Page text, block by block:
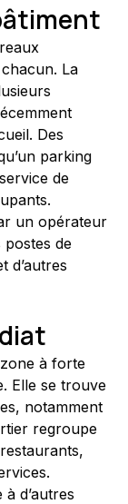
La
Des
parking
de
un opérateur
de
d’autres
à forte
Elle se trouve
notamment
regroupe
d’autres